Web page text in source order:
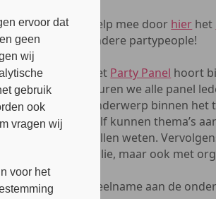
Help mee door hier het
andere partypeople!
Het Party Panel hoort
sturen we alle panel
onderwerp binnen het
zelf kunnen thema’s
willen weten.
jullie, maar ook met
Deelname aan de
ervoor dat
geen
wij
gebruik
ook
vragen wij
voor het